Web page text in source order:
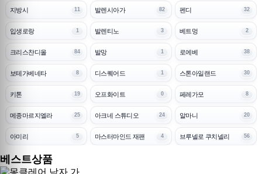
지방시 11 발렌시아가 82 펜디 32
입생로랑 1 발렌티노 3 베트멍 2
크리스챤디올 84 발망 1 로에베 38
보테가베네타 8 디스퀘어드 1 스톤아일랜드 30
키톤 19 오프화이트 0 페레가모 8
메종마르지엘라 25 아크네 스튜디오 24 알마니 20
아미리 5 마스터마인드 재팬 4 브루넬로 쿠치넬리 56
베스트상품